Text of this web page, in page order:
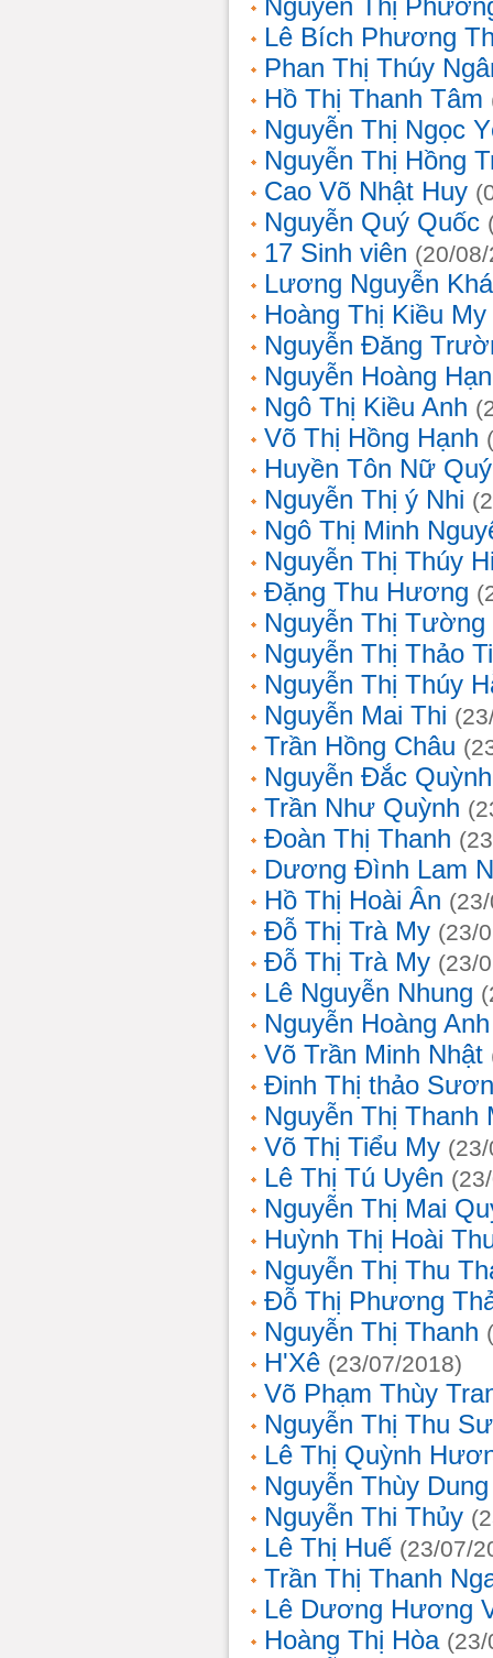
Nguyễn Thị
Lê Bích Phương
Phan Thị Thúy
Hồ Thị Thanh Tâm
Nguyễn Thị Ngọc
Nguyễn Thị Hồng
Cao Võ Nhật Huy
Nguyễn Quý Quốc
17 Sinh viên (20/
Lương Nguyễn
Hoàng Thị Kiều My
Nguyễn Đăng
Nguyễn Hoàng
Ngô Thị Kiều Anh
Võ Thị Hồng Hạnh
Huyền Tôn Nữ
Nguyễn Thị ý Nhi
Ngô Thị Minh
Nguyễn Thị Thúy
Đặng Thu Hương
Nguyễn Thị Tường
Nguyễn Thị Thảo
Nguyễn Thị Thúy
Nguyễn Mai Thi
Trần Hồng Châu
Nguyễn Đắc
Trần Như Quỳnh
Đoàn Thị Thanh
Dương Đình Lam
Hồ Thị Hoài Ân
Đỗ Thị Trà My (23/
Đỗ Thị Trà My (23/
Lê Nguyễn Nhung
Nguyễn Hoàng Anh
Võ Trần Minh Nhật
Đinh Thị thảo
Nguyễn Thị Thanh
Võ Thị Tiểu My
Lê Thị Tú Uyên
Nguyễn Thị Mai
Huỳnh Thị Hoài
Nguyễn Thị Thu
Đỗ Thị Phương
Nguyễn Thị Thanh
H'Xê (23/07/2018)
Võ Phạm Thùy
Nguyễn Thị Thu
Lê Thị Quỳnh
Nguyễn Thùy Dung
Nguyễn Thi Thủy
Lê Thị Huế (23/07/
Trần Thị Thanh
Lê Dương Hương
Hoàng Thị Hòa